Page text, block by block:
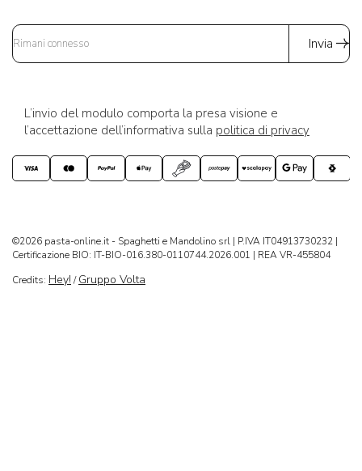
Invia
L’invio del modulo comporta la presa visione e
l’accettazione dell’informativa sulla politica di privacy
©2026 pasta-online.it - Spaghetti e Mandolino srl | P.IVA IT04913730232 |
Certificazione BIO: IT-BIO-016.380-0110744.2026.001 | REA VR-455804
Credits: Hey! /Gruppo Volta